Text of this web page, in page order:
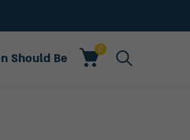
Should Be
0